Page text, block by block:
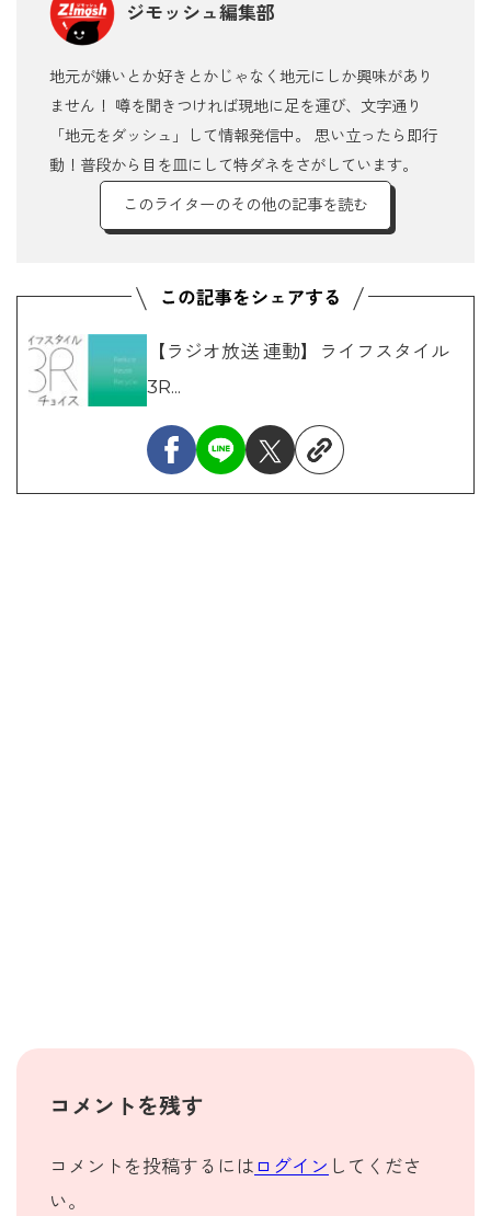
ジモッシュ編集部
地元が嫌いとか好きとかじゃなく地元にしか興味があり
ません！ 噂を聞きつければ現地に足を運び、文字通り
「地元をダッシュ」して情報発信中。 思い立ったら即行
動！普段から目を皿にして特ダネをさがしています。
このライターのその他の記事を読む
【ラジオ放送 連動】ライフスタイル
3R...
コメントを残す
コメントを投稿するには ログイン してくださ
い。